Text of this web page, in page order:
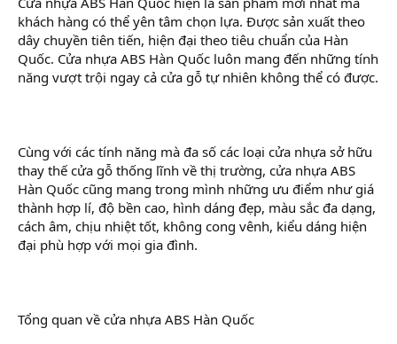
khách hàng có thể yên tâm chọn lựa. Được sản xuất theo
dây chuyền tiên tiến, hiện đại theo tiêu chuẩn của Hàn
Quốc. Cửa nhựa ABS Hàn Quốc luôn mang đến những tính
năng vượt trội ngay cả cửa gỗ tự nhiên không thể có được.
Cùng với các tính năng mà đa số các loại cửa nhựa sở hữu
thay thế cửa gỗ thống lĩnh về thị trường, cửa nhựa ABS
Hàn Quốc cũng mang trong mình những ưu điểm như giá
thành hợp lí, độ bền cao, hình dáng đẹp, màu sắc đa dạng,
cách âm, chịu nhiệt tốt, không cong vênh, kiểu dáng hiện
đại phù hợp với mọi gia đình.
Tổng quan về cửa nhựa ABS Hàn Quốc